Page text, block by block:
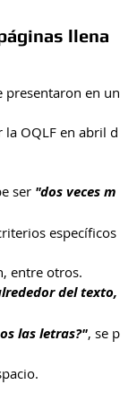
llena
presentaron en un
OQLF en abril d
ser "dos veces m
específicos
entre otros.
del texto,
las letras?", se p